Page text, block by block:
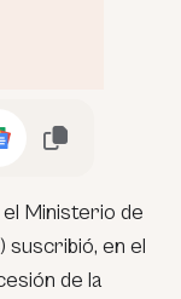
Ministerio de
suscribió, en el
de la